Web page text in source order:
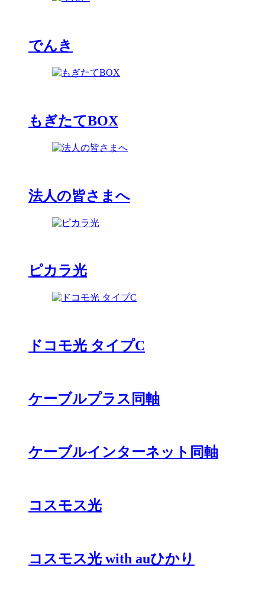
でんき
もぎたてBOX
法人の皆さまへ
ピカラ光
ドコモ光 タイプC
ケーブルプラス同軸
ケーブルインターネット同軸
コスモス光
コスモス光 with auひかり